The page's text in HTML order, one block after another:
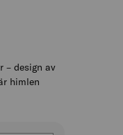
– design av
himlen